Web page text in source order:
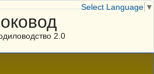
2.0
Select Language ▼